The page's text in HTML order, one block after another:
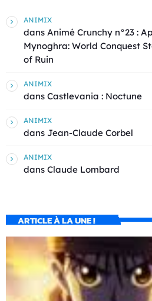
ANIMIX
dans Animé Crunchy n°23 :
Mynoghra: World Conquest
of Ruin
ANIMIX
dans Castlevania : Noctune
ANIMIX
dans Jean-Claude Corbel
ANIMIX
dans Claude Lombard
ARTICLE À LA UNE !